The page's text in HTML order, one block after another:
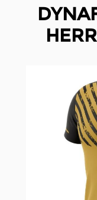
Clicken, um das